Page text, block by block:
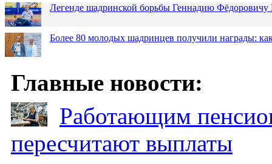
Легенде шадринской борьбы Геннадию Фёдоровичу
Более 80 молодых шадринцев получили награды:
Главные новости:
Работающим
пересчитают выплаты